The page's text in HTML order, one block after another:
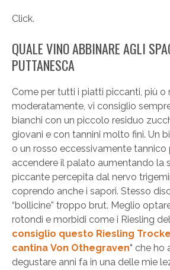
Click.
QUALE VINO ABBINARE AGLI
PUTTANESCA
Come per tutti i piatti piccanti, più o
moderatamente, vi consiglio
bianchi con un piccolo residuo
giovani e con tannini molto fini. Un
o un rosso eccessivamente
accendere il palato aumentando la
piccante percepita dal nervo
coprendo anche i sapori. Stesso
“bollicine” troppo brut. Meglio
rotondi e morbidi come i Riesling
consiglio questo Riesling
cantina Von Othegraven* che ho
degustare anni fa in una delle mie